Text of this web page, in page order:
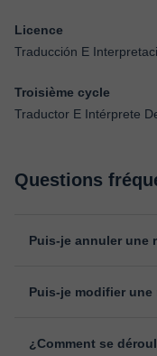
Licence
Traducción E
Troisième cycle
Traductor E Intérprete
Questions
Puis-je annuler une
le début du cours, en
Puis-je modifier une
changer l'heure ou le
¿Comment se